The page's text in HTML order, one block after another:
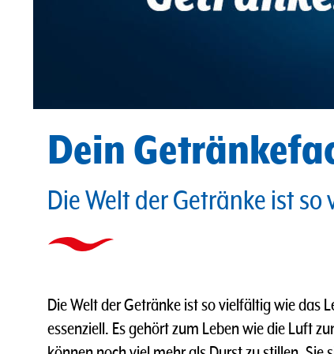
Dein
Die Welt der Getränke ist
Die Welt der Getränke ist so vielfältig wie das
essenziell. Es gehört zum Leben wie die Luft